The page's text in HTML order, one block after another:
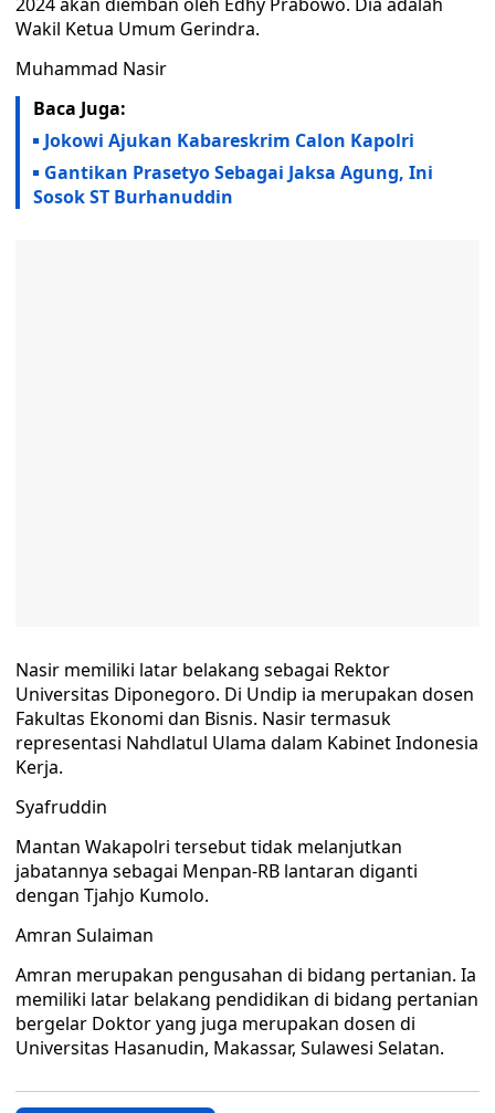
Wakil Ketua Umum Gerindra.
Muhammad Nasir
Baca Juga:
Jokowi Ajukan Kabareskrim Calon Kapolri
Gantikan Prasetyo Sebagai Jaksa Agung, Ini
Sosok ST Burhanuddin
Nasir memiliki latar belakang sebagai Rektor
Universitas Diponegoro. Di Undip ia merupakan dosen
Fakultas Ekonomi dan Bisnis. Nasir termasuk
representasi Nahdlatul Ulama dalam Kabinet Indonesia
Kerja.
Syafruddin
Mantan Wakapolri tersebut tidak melanjutkan
jabatannya sebagai Menpan-RB lantaran diganti
dengan Tjahjo Kumolo.
Amran Sulaiman
Amran merupakan pengusahan di bidang pertanian. Ia
memiliki latar belakang pendidikan di bidang pertanian
bergelar Doktor yang juga merupakan dosen di
Universitas Hasanudin, Makassar, Sulawesi Selatan.